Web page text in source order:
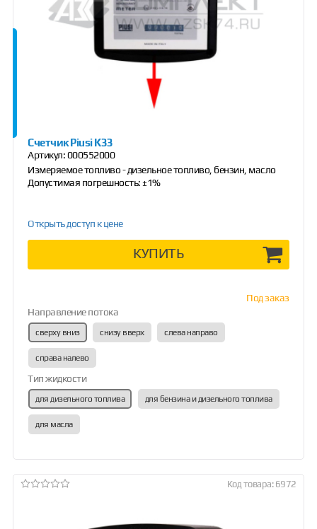
Счетчик Piusi K33
Артикул:000552000
Измеряемое топливо - дизельное топливо, бензин, масло
Допустимая погрешность: ±1%
Открыть доступ к цене
КУПИТЬ
Под заказ
Направление потока
сверху вниз снизу вверх слева направо
справа налево
Тип жидкости
для дизельного топлива для бензина и дизельного топлива
для масла
Код товара: 6972